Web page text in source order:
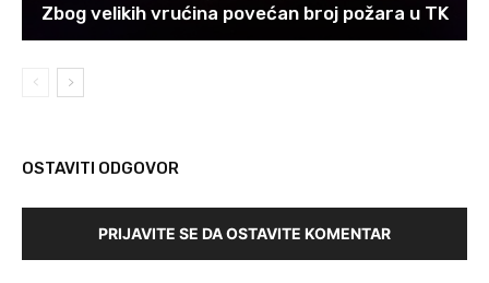
Zbog velikih vrućina povećan broj požara u TK
OSTAVITI ODGOVOR
PRIJAVITE SE DA OSTAVITE KOMENTAR